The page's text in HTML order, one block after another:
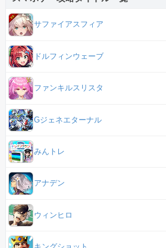
サファイアスフィア
ドルフィンウェーブ
ファンキルスリスタ
Gジェネエターナル
みんトレ
アナデン
ウィンヒロ